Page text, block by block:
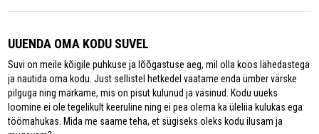
UUENDA OMA KODU SUVEL
Suvi on meile kõigile puhkuse ja lõõgastuse aeg, mil olla koos lähedastega
ja nautida oma kodu. Just sellistel hetkedel vaatame enda ümber värske
pilguga ning märkame, mis on pisut kulunud ja väsinud. Kodu uueks
loomine ei ole tegelikult keeruline ning ei pea olema ka üleliia kulukas ega
töömahukas. Mida me saame teha, et sügiseks oleks kodu ilusam ja